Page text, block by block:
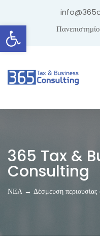
Ανοίξτε τη
365 Tax &
Consulting
ΝΕΑ → Δέσμευση περιουσίας